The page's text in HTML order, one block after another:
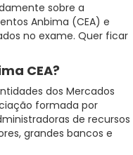
sobre a
Anbima (CEA) e
no exame. Quer ficar
CEA?
dos Mercados
formada por
de recursos
grandes bancos e